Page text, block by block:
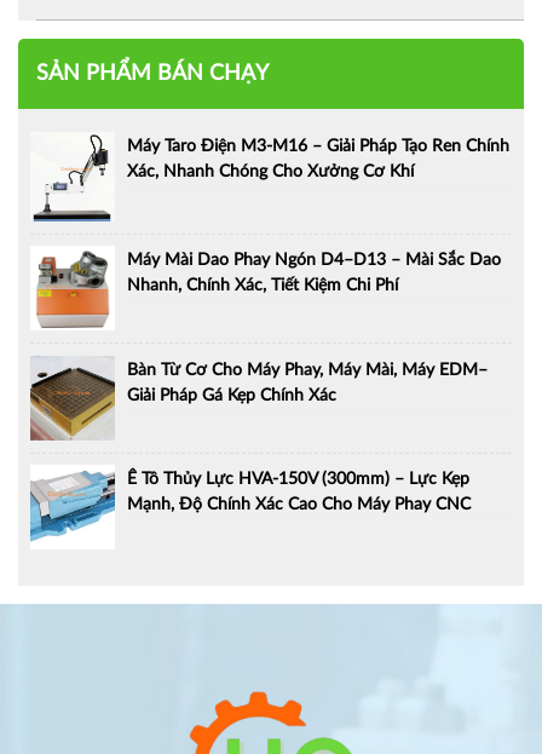
SẢN PHẨM BÁN CHẠY
Máy Taro Điện M3-M16 – Giải Pháp Tạo Ren Chính
Xác, Nhanh Chóng Cho Xưởng Cơ Khí
Máy Mài Dao Phay Ngón D4–D13 – Mài Sắc Dao
Nhanh, Chính Xác, Tiết Kiệm Chi Phí
Bàn Từ Cơ Cho Máy Phay, Máy Mài, Máy EDM–
Giải Pháp Gá Kẹp Chính Xác
Ê Tô Thủy Lực HVA-150V (300mm) – Lực Kẹp
Mạnh, Độ Chính Xác Cao Cho Máy Phay CNC